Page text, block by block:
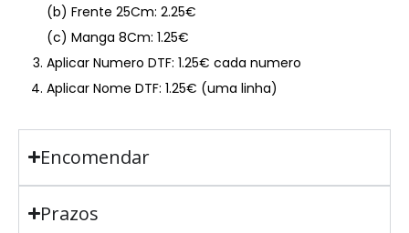
(b) Frente 25Cm: 2.25€
(c) Manga 8Cm: 1.25€
Aplicar Numero DTF: 1.25€ cada numero
Aplicar Nome DTF: 1.25€ (uma linha)
Encomendar
Prazos